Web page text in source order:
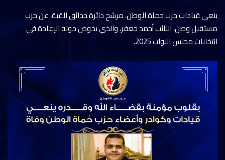
ينعي قيادات حزب حماة الوطن، مرشح دائرة حدائق القبة، عن حزب
مستقبل وطن، النائب أحمد جعفر، والذي يخوض جولة الإعادة في
انتخابات مجلس النواب 2025.